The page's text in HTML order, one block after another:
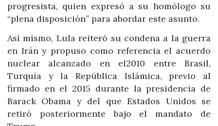
progresista, quien expresó a su homólogo su
“plena disposición” para abordar este asunto.
Así mismo, Lula reiteró su condena a la guerra
en Irán y propuso como referencia el acuerdo
nuclear alcanzado en el2010 entre Brasil,
Turquía y la República Islámica, previo al
firmado en el 2015 durante la presidencia de
Barack Obama y del que Estados Unidos se
retiró posteriormente bajo el mandato de